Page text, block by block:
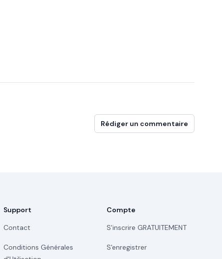
Rédiger un commentaire
Support
Contact
Conditions Générales
Compte
S'inscrire GRATUITEMENT
S'enregistrer